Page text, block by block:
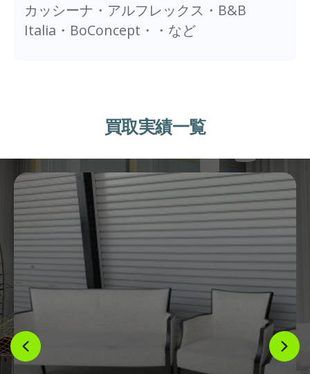
カッシーナ・アルフレックス・B&B
Italia・BoConcept・・など
買取実績一覧